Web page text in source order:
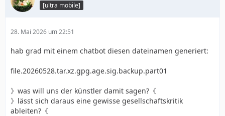
[ultra mobile]
28. Mai 2026 um 22:51
hab grad mit einem chatbot diesen dateinamen generiert:
file.20260528.tar.xz.gpg.age.sig.backup.part01
》was will uns der künstler damit sagen?《
》lässt sich daraus eine gewisse gesellschaftskritik
ableiten?《